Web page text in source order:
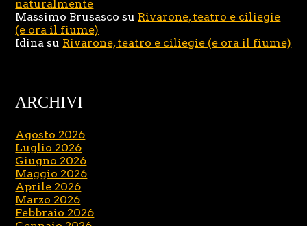
naturalmente
Massimo Brusasco su Rivarone, teatro e ciliegie
(e ora il fiume)
Idina su Rivarone, teatro e ciliegie (e ora il fiume)
ARCHIVI
Agosto 2026
Luglio 2026
Giugno 2026
Maggio 2026
Aprile 2026
Marzo 2026
Febbraio 2026